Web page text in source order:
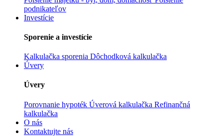
podnikateľov
Investície
Sporenie a investície
Kalkulačka sporenia Dôchodková kalkulačka
Úvery
Úvery
Porovnanie hypoték Úverová kalkulačka Refinančná
kalkulačka
O nás
Kontaktujte nás